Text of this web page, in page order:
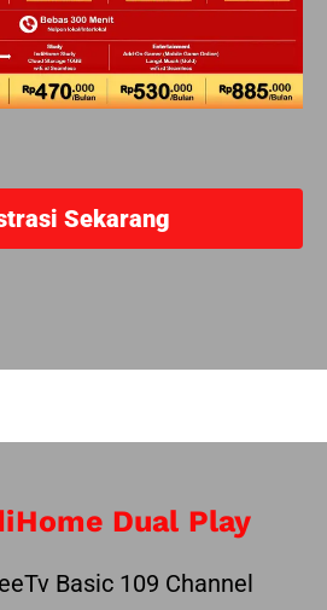
Sekarang
Dual Play
Basic 109 Channel